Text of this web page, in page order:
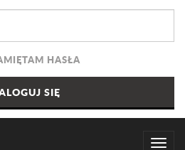
HASŁA